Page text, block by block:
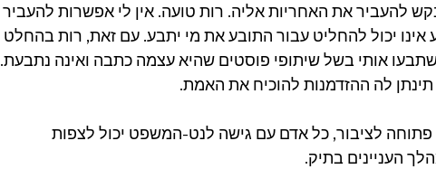
להעביר את האחריות אליה. רות טועה. אין לי אפשרות להעביר
יכול להחליט עבור התובע את מי יתבע. עם זאת, רות בהחלט
אותי בשל שיתופי פוסטים שהיא עצמה כתבה ואינה נתבעת.
לה ההזדמנות להוכיח את האמת.
פתוחה לציבור, כל אדם עם גישה לנט-המשפט יכול לצפות
העניינים בתיק.